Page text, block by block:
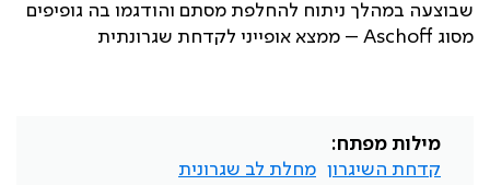
שבוצעה במהלך ניתוח להחלפת מסתם והודגמו בה גופיפים
מסוג Aschoff – ממצא אופייני לקדחת שגרונתית
מילות מפתח:
קדחת השיגרון מחלת לב שגרונית